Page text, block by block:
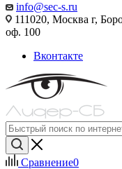
info@sec-s.ru
111020, Москва г,
оф. 100
Вконтакте
Сравнение0